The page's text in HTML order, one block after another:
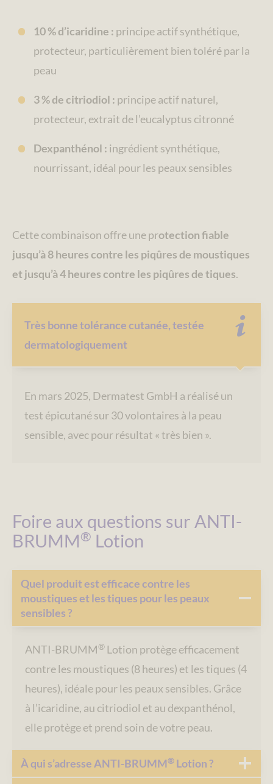
10 % d’icaridine : principe actif synthétique,
protecteur, particulièrement bien toléré par la
peau
3 % de citriodiol : principe actif naturel,
protecteur, extrait de l’eucalyptus citronné
Dexpanthénol : ingrédient synthétique,
nourrissant, idéal pour les peaux sensibles
Cette combinaison offre une protection fiable
jusqu’à 8 heures contre les piqûres de moustiques
et jusqu’à 4 heures contre les piqûres de tiques.
Très bonne tolérance cutanée, testée
dermatologiquement
En mars 2025, Dermatest GmbH a réalisé un
test épicutané sur 30 volontaires à la peau
sensible, avec pour résultat « très bien ».
Foire aux questions sur ANTI-
BRUMM® Lotion
Quel produit est efficace contre les
moustiques et les tiques pour les peaux
sensibles ?
ANTI-BRUMM® Lotion protège efficacement
contre les moustiques (8 heures) et les tiques (4
heures), idéale pour les peaux sensibles. Grâce
à l’icaridine, au citriodiol et au dexpanthénol,
elle protège et prend soin de votre peau.
À qui s’adresse ANTI-BRUMM® Lotion ?